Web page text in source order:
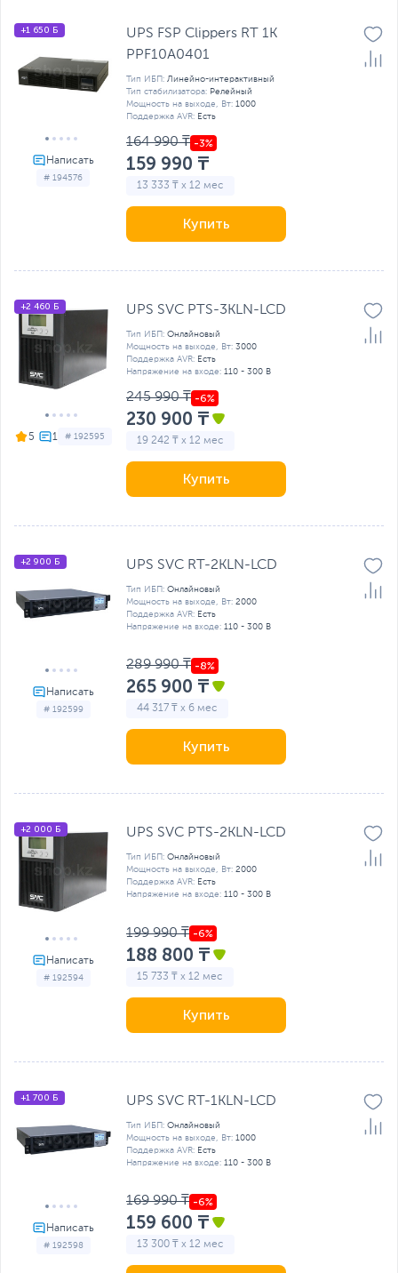
# 194576
+1 650 Б
UPS FSP Clippers RT 1K
PPF10A0401
Тип ИБП: Линейно-интерактивный
Тип стабилизатора: Релейный
Мощность на выходе, Вт: 1000
Поддержка AVR: Есть
164 990 ₸
159 990 ₸
13 333 ₸ x 12 мес
Купить
5 # 192595
+2 460 Б UPS SVC PTS-3KLN-LCD
Тип ИБП: Онлайновый
Мощность на выходе, Вт: 3000
Поддержка AVR: Есть
Напряжение на входе: 110 - 300 В
245 990 ₸
230 900 ₸
19 242 ₸ x 12 мес
Купить
# 192599
+2 900 Б UPS SVC RT-2KLN-LCD
Тип ИБП: Онлайновый
Мощность на выходе, Вт: 2000
Поддержка AVR: Есть
Напряжение на входе: 110 - 300 В
289 990 ₸
265 900 ₸
44 317 ₸ x 6 мес
Купить
# 192594
+2 000 Б UPS SVC PTS-2KLN-LCD
Тип ИБП: Онлайновый
Мощность на выходе, Вт: 2000
Поддержка AVR: Есть
Напряжение на входе: 110 - 300 В
199 990 ₸
188 800 ₸
15 733 ₸ x 12 мес
Купить
# 192598
+1 700 Б UPS SVC RT-1KLN-LCD
Тип ИБП: Онлайновый
Мощность на выходе, Вт: 1000
Поддержка AVR: Есть
Напряжение на входе: 110 - 300 В
169 990 ₸
159 600 ₸
13 300 ₸ x 12 мес